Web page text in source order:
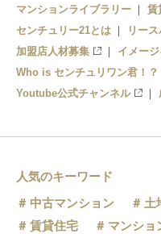
マンションライブラリー
賃
センチュリー21とは
リー
加盟店人材募集
イメー
Who is センチュリワン君！？
Youtube公式チャンネル
人気のキーワード
中古マンション
土
賃貸住宅
マンショ